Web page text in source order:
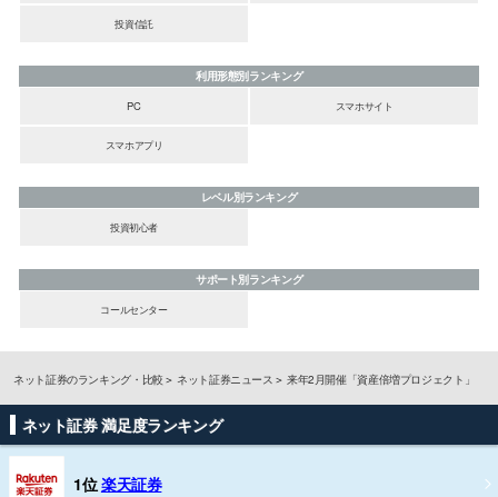
投資信託
利用形態別ランキング
PC
スマホサイト
スマホアプリ
レベル別ランキング
投資初心者
サポート別ランキング
コールセンター
ネット証券のランキング・比較 ネット証券ニュース 来年2月開催「資産倍増プロジェクト」
ネット証券 満足度ランキング
1位楽天証券